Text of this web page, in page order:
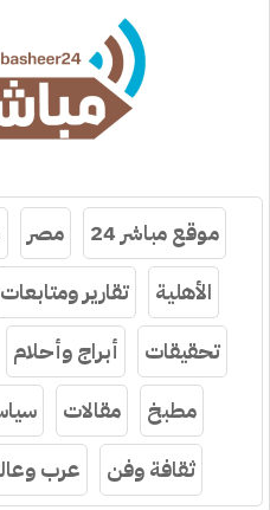
موقع مباشر 24 مصر
الأهلية
تقارير ومتابعات
تحقيقات
أبراج وأحلام
مطبخ
مقالات
ثقافة وفن
عرب